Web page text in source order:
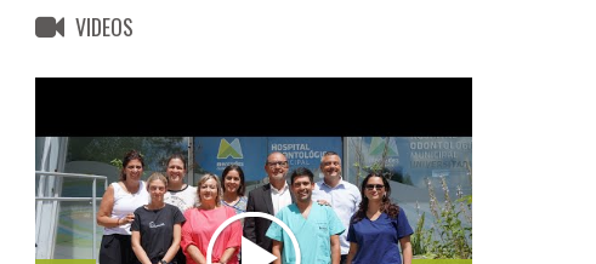
VIDEOS